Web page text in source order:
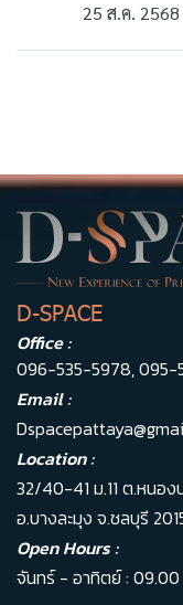
25 ส.ค. 2568
D-SPACE
Office :
096-535-5978,095-
Email :
Location :
32/40-41 ม.11 ต.หนอง
อ.บางละมุง จ.ชลบุรี
Open Hours :
จันทร์ - อาทิตย์ :